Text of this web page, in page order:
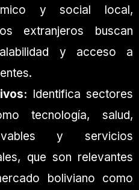
y social local,
extranjeros buscan
y acceso a
Identifica sectores
tecnología, salud,
y servicios
que son relevantes
boliviano como